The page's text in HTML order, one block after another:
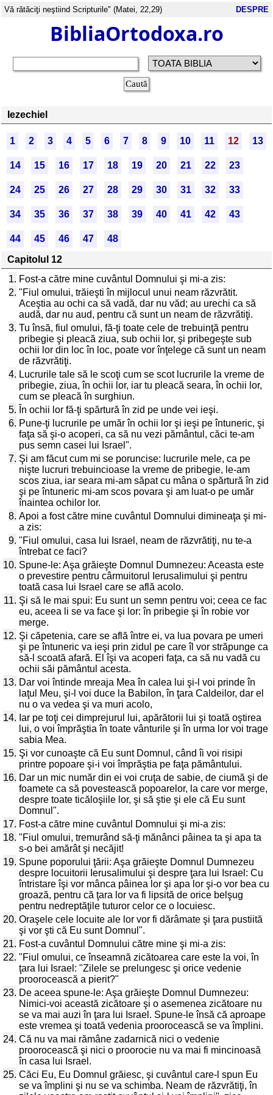
Vă rătăciţi neştiind Scripturile" (Matei, 22,29) DESPRE
BibliaOrtodoxa.ro
Iezechiel
1 2 3 4 5 6 7 8 9 10 11 12 13
14 15 16 17 18 19 20 21 22 23
24 25 26 27 28 29 30 31 32 33
34 35 36 37 38 39 40 41 42 43
44 45 46 47
48
Capitolul 12
1. Fost-a către mine cuvântul Domnului şi mi-a zis:
2. "Fiul omului, trăieşti în mijlocul unui neam răzvrătit.
Aceştia au ochi ca să vadă, dar nu văd; au urechi ca să
audă, dar nu aud, pentru că sunt un neam de răzvrătiţi.
3. Tu însă, fiul omului, fă-ţi toate cele de trebuinţă pentru
pribegie şi pleacă ziua, sub ochii lor, şi pribegeşte sub
ochii lor din loc în loc, poate vor înţelege că sunt un neam
de răzvrătiţi.
4. Lucrurile tale să le scoţi cum se scot lucrurile la vreme de
pribegie, ziua, în ochii lor, iar tu pleacă seara, în ochii lor,
cum se pleacă în surghiun.
5. În ochii lor fă-ţi spărtură în zid pe unde vei ieşi.
6. Pune-ţi lucrurile pe umăr în ochii lor şi ieşi pe întuneric, şi
faţa să şi-o acoperi, ca să nu vezi pământul, căci te-am
pus semn casei lui Israel".
7. Şi am făcut cum mi se poruncise: lucrurile mele, ca pe
nişte lucruri trebuincioase la vreme de pribegie, le-am
scos ziua, iar seara mi-am săpat cu mâna o spărtură în zid
şi pe întuneric mi-am scos povara şi am luat-o pe umăr
înaintea ochilor lor.
8. Apoi a fost către mine cuvântul Domnului dimineaţa şi mi-
a zis:
9. "Fiul omului, casa lui Israel, neam de răzvrătiţi, nu te-a
întrebat ce faci?
10. Spune-le: Aşa grăieşte Domnul Dumnezeu: Aceasta este
o prevestire pentru cârmuitorul Ierusalimului şi pentru
toată casa lui Israel care se află acolo.
11. Şi să le mai spui: Eu sunt un semn pentru voi; ceea ce fac
eu, aceea li se va face şi lor: în pribegie şi în robie vor
merge.
12. Şi căpetenia, care se află între ei, va lua povara pe umeri
şi pe întuneric va ieşi prin zidul pe care îl vor străpunge ca
să-l scoată afară. El îşi va acoperi faţa, ca să nu vadă cu
ochii săi pământul acesta.
13. Dar voi întinde mreaja Mea în calea lui şi-l voi prinde în
laţul Meu, şi-l voi duce la Babilon, în ţara Caldeilor, dar el
nu o va vedea şi va muri acolo,
14. Iar pe toţi cei dimprejurul lui, apărătorii lui şi toată oştirea
lui, o voi împrăştia în toate vânturile şi în urma lor voi trage
sabia Mea.
15. Şi vor cunoaşte că Eu sunt Domnul, când îi voi risipi
printre popoare şi-i voi împrăştia pe faţa pământului.
16. Dar un mic număr din ei voi cruţa de sabie, de ciumă şi de
foamete ca să povestească popoarelor, la care vor merge,
despre toate ticăloşiile lor, şi să ştie şi ele că Eu sunt
Domnul".
17. Fost-a către mine cuvântul Domnului şi mi-a zis:
18. "Fiul omului, tremurând să-ţi mănânci pâinea ta şi apa ta
s-o bei amărât şi necăjit!
19. Spune poporului ţării: Aşa grăieşte Domnul Dumnezeu
despre locuitorii Ierusalimului şi despre ţara lui Israel: Cu
întristare îşi vor mânca pâinea lor şi apa lor şi-o vor bea cu
groază, pentru că ţara lor va fi lipsită de orice belşug
pentru nedreptăţile tuturor celor ce o locuiesc.
20. Oraşele cele locuite ale lor vor fi dărâmate şi ţara pustiită
şi vor şti că Eu sunt Domnul".
21. Fost-a cuvântul Domnului către mine şi mi-a zis:
22. "Fiul omului, ce înseamnă zicătoarea care este la voi, în
ţara lui Israel: "Zilele se prelungesc şi orice vedenie
proorocească a pierit?"
23. De aceea spune-le: Aşa grăieşte Domnul Dumnezeu:
Nimici-voi această zicătoare şi o asemenea zicătoare nu
se va mai auzi în ţara lui Israel. Spune-le însă că aproape
este vremea şi toată vedenia proorocească se va împlini.
24. Că nu va mai rămâne zadarnică nici o vedenie
proorocească şi nici o proorocie nu va mai fi mincinoasă
în casa lui Israel.
25. Căci Eu, Eu Domnul grăiesc, şi cuvântul care-l spun Eu
se va împlini şi nu se va schimba. Neam de răzvrătiţi, în